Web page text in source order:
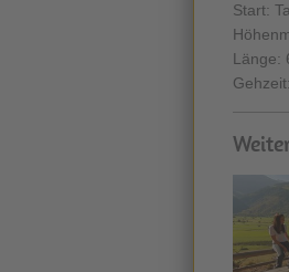
Start:
Länge: